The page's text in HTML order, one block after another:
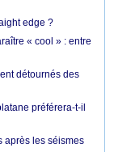
edge ?
« cool » : entre
détournés des
préférera-t-il
après les séismes